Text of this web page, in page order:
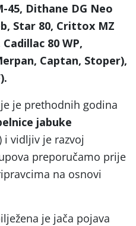
45, Dithane DG Neo
Star 80, Crittox MZ
80 WP,
Captan, Stoper),
je prethodnih godina
jabuke
i vidljiv je razvoj
preporučamo prije
na osnovi
je jača pojava